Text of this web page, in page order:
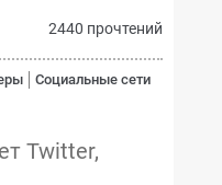
2440 прочтений
Социальные сети
Twitter,